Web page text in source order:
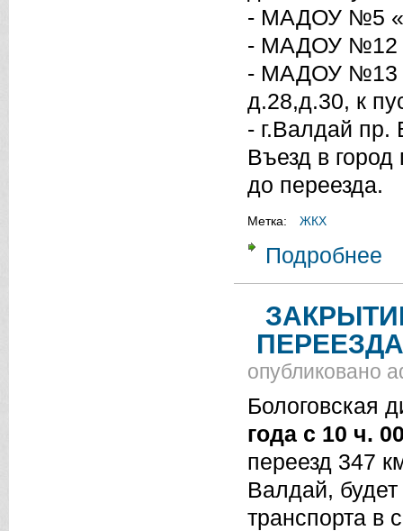
- МАДОУ №5
- МАДОУ №12
- МАДОУ №13
д.28,д.30, к
- г.Валдай пр.
Въезд в
до переезда.
Метка: ЖКХ
Подробнее
ПЕРЕЕЗДА
опубликовано
Бологовская
года с 10 ч.
переезд 347
Валдай,
транспорта в